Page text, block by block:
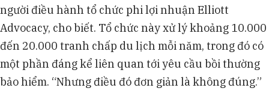
người điều hành tổ chức phi lợi nhuận Elliott
Advocacy, cho biết. Tổ chức này xử lý khoảng 10.000
đến 20.000 tranh chấp du lịch mỗi năm, trong đó có
một phần đáng kể liên quan tới yêu cầu bồi thường
bảo hiểm. “Nhưng điều đó đơn giản là không đúng.”